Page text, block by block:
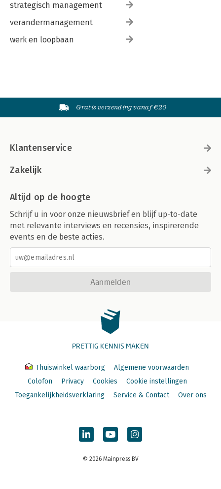
strategisch management
verandermanagement
werk en loopbaan
Gratis verzending vanaf €20
Klantenservice
Zakelijk
Altijd op de hoogte
Schrijf u in voor onze nieuwsbrief en blijf up-to-date
met relevante interviews en recensies, inspirerende
events en de beste acties.
Aanmelden
PRETTIG KENNIS MAKEN
Thuiswinkel waarborg
Algemene voorwaarden
Colofon
Privacy Cookies
Cookie instellingen
Toegankelijkheidsverklaring
Service & Contact Over ons
© 2026 Mainpress BV